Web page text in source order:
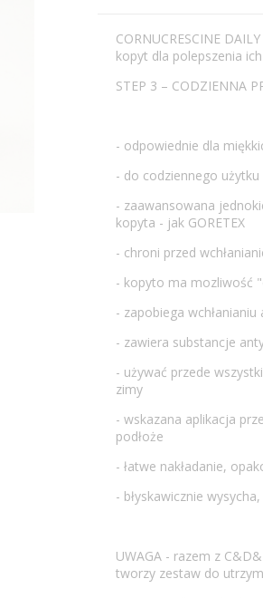
CORNUCRESCINE
kopyt dla polepszenia
STEP 3 – CODZIENNA
- odpowiednie dla
- do codziennego użytku
- zaawansowana
kopyta - jak GORETEX
- chroni przed
- kopyto ma mozliwość
- zapobiega
- zawiera substancje
- używać przede
zimy
- wskazana aplikacja
podłoże
- łatwe nakładanie,
- błyskawicznie
UWAGA - razem z
tworzy zestaw do